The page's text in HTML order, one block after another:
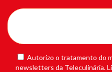
Autorizo o tratamento do
newsletters da Teleculinária.